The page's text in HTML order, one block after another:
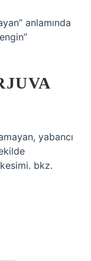
anlamında
yabancı
bkz.